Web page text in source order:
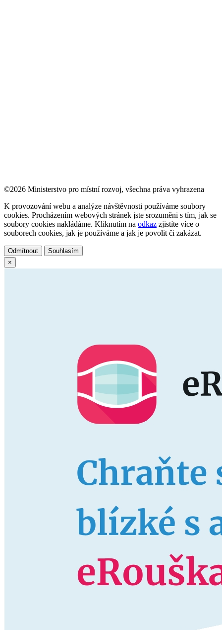
©2026 Ministerstvo pro místní rozvoj, všechna práva vyhrazena
K provozování webu a analýze návštěvnosti používáme soubory
cookies. Procházením webových stránek jste srozuměni s tím, jak se
soubory cookies nakládáme. Kliknutím na odkaz zjistíte více o
souborech cookies, jak je používáme a jak je povolit či zakázat.
Odmítnout
Souhlasím
×